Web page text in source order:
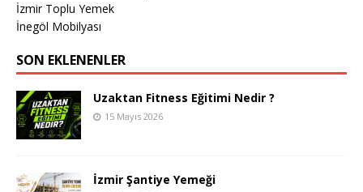
İzmir Toplu Yemek
İnegöl Mobilyası
SON EKLENENLER
Uzaktan Fitness Eğitimi Nedir ?
15 Mayıs 2026
İzmir Şantiye Yemeği